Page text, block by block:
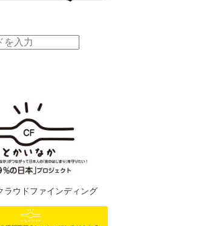
ラウドファインディング